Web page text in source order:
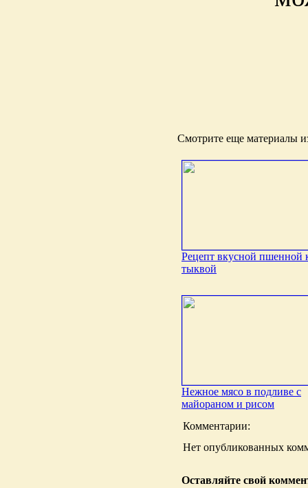
Смотрите еще материалы
Рецепт вкусной пшенной
тыквой
Нежное мясо в подливе с
майораном и рисом
Комментарии:
Нет опубликованных
Оставляйте свой